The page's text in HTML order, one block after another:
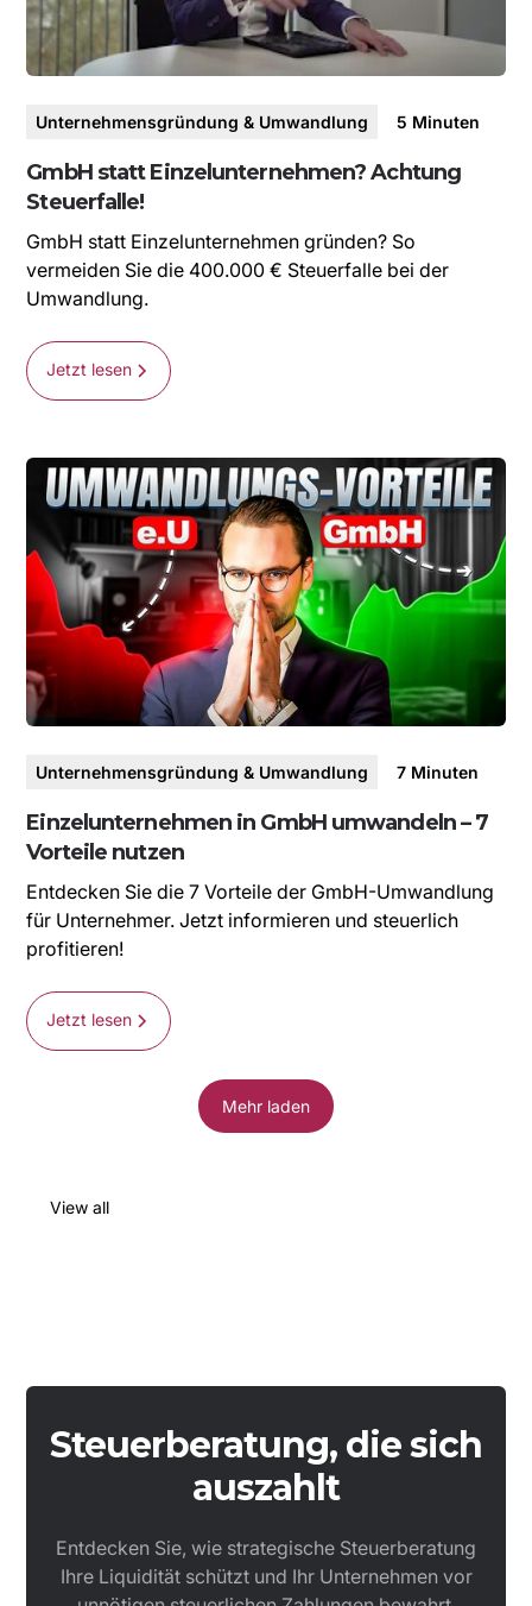
Unternehmensgründung & Umwandlung 5 Minuten
GmbH statt Einzelunternehmen? Achtung
Steuerfalle!
GmbH statt Einzelunternehmen gründen? So
vermeiden Sie die 400.000 € Steuerfalle bei der
Umwandlung.
Jetzt lesen
Unternehmensgründung & Umwandlung 7 Minuten
Einzelunternehmen in GmbH umwandeln – 7
Vorteile nutzen
Entdecken Sie die 7 Vorteile der GmbH-Umwandlung
für Unternehmer. Jetzt informieren und steuerlich
profitieren!
Jetzt lesen
Mehr laden
View all
Steuerberatung, die sich
auszahlt
Entdecken Sie, wie strategische Steuerberatung
Ihre Liquidität schützt und Ihr Unternehmen vor